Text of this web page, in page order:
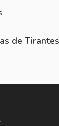
de